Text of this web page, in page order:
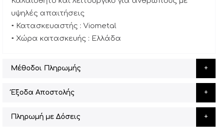
υψηλές απαιτήσεις
• Κατασκευαστής : Viometal
• Χώρα κατασκευής : Ελλάδα
Μέθοδοι Πληρωμής
Έξοδα Αποστολής
Πληρωμή με Δόσεις